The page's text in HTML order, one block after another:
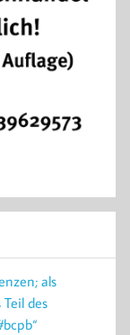
als
des